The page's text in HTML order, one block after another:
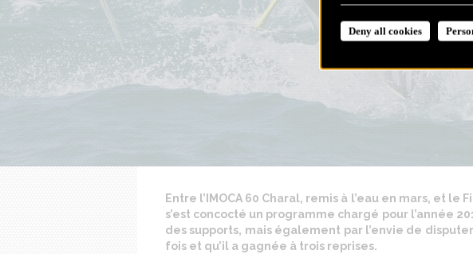
Entre l’IMOCA 60 Charal, remis à l’eau en mars, et
s’est concocté un programme chargé pour l’année
des supports, mais également par l’envie de
fois et qu’il a gagnée à trois reprises.
Deny all cookies